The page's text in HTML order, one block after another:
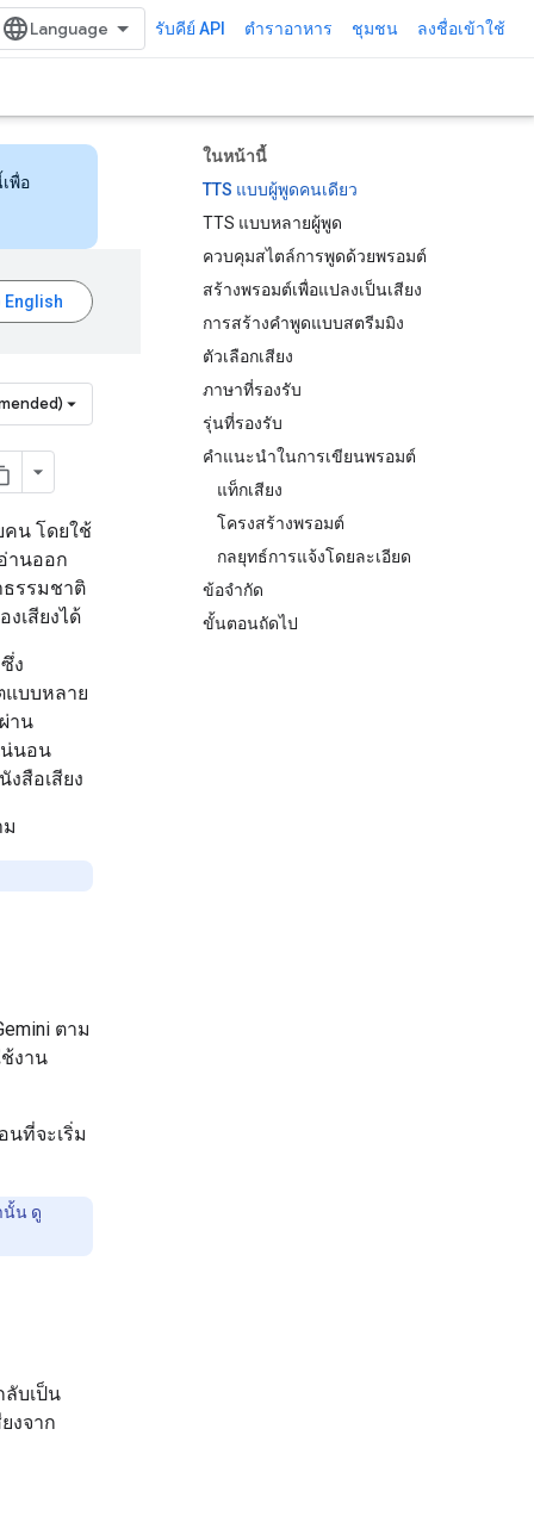
รับคีย์ API ตำราอาหาร ชุมชน ลงชื่อเข้าใช้
ในหน้านี้
TTS แบบผู้พูดคนเดียว
TTS แบบหลายผู้พูด
ควบคุมสไตล์การพูดด้วยพรอมต์
สร้างพรอมต์เพื่อแปลงเป็นเสียง
การสร้างคำพูดแบบสตรีมมิง
ตัวเลือกเสียง
ภาษาที่รองรับ
รุ่นที่รองรับ
คำแนะนำในการเขียนพรอมต์
แท็กเสียง
โครงสร้างพรอมต์
กลยุทธ์การแจ้งโดยละเอียด
ข้อจำกัด
ขั้นตอนถัดไป
พื่อ
คน โดยใช้
านออก
รรมชาติ
งเสียงได้
ซึ่ง
แบบหลาย
าน
น่นอน
สือเสียง
ตาม
งาน
นที่จะเริ่ม
นั้น ดู
ลับเป็น
งจาก